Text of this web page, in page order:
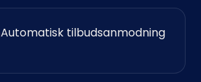
Automatisk tilbudsanmodning